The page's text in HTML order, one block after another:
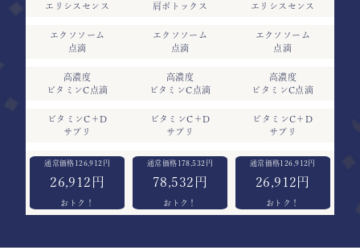
エリシスセンス
エクソソーム
点滴
高濃度
ビタミンC点滴
ビタミンC＋D
サプリ
126,912
26,912円
肩ボトックス
エクソソーム
点滴
高濃度
ビタミンC点滴
ビタミンC＋D
サプリ
178,532
78,532円
エリシスセンス
エクソソーム
点滴
高濃度
ビタミンC点滴
ビタミンC＋D
サプリ
126,912
26,912円